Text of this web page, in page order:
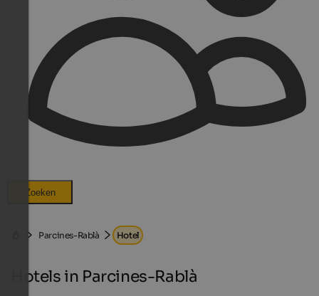
Zoeken
Parcines-Rablà Hotel
Hotels in Parcines-Rablà